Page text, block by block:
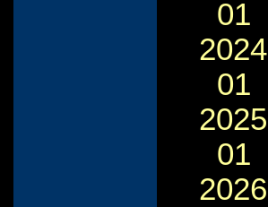
01
2024
01
2025
01
2026